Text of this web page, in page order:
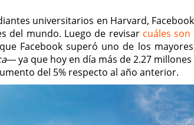
universitarios en Harvard,
del mundo. Luego de revisar cuáles son
Facebook superó uno de los
― ya que hoy en día más de 2.27
del 5% respecto al año anterior.